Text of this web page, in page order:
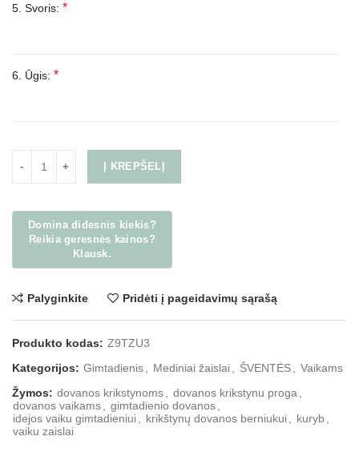
5. Svoris: *
6. Ūgis: *
Į KREPŠELĮ
Palyginkite Pridėti į pageidavimų sąrašą
Produkto kodas: Z9TZU3
Kategorijos: Gimtadienis Mediniai žaislai ŠVENTĖS
Vaikams
Žymos: dovanos krikstynoms dovanos krikstynu proga
dovanos vaikams
gimtadienio dovanos
idejos vaiku gimtadieniui
krikštynų dovanos berniukui kuryb
vaiku zaislai